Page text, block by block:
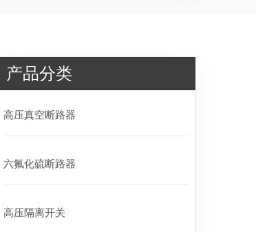
产品分类
高压真空断路器
六氟化硫断路器
高压隔离开关